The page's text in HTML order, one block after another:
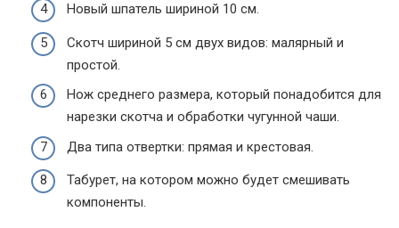
Новый шпатель шириной 10 см.
Скотч шириной 5 см двух видов: малярный и
простой.
Нож среднего размера, который понадобится для
нарезки скотча и обработки чугунной чаши.
Два типа отвертки: прямая и крестовая.
Табурет, на котором можно будет смешивать
компоненты.